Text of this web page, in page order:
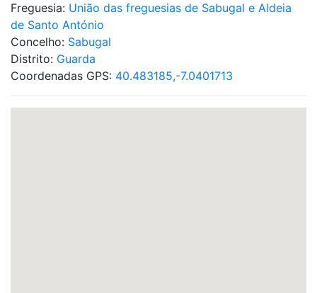
Freguesia: União das freguesias de Sabugal e Aldeia
de Santo António
Concelho: Sabugal
Distrito: Guarda
Coordenadas GPS: 40.483185,-7.0401713